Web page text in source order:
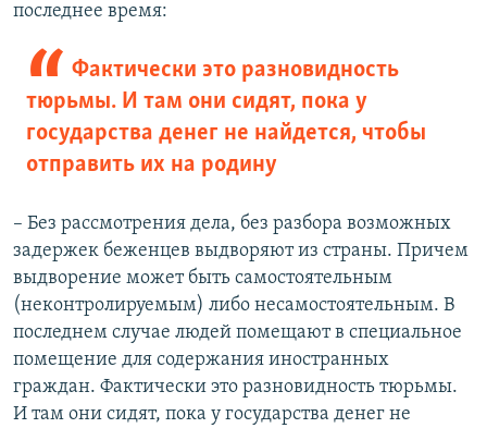
последнее время:
Фактически это разновидность
тюрьмы. И там они сидят, пока у
государства денег не найдется, чтобы
отправить их на родину
– Без рассмотрения дела, без разбора возможных
задержек беженцев выдворяют из страны. Причем
выдворение может быть самостоятельным
(неконтролируемым) либо несамостоятельным. В
последнем случае людей помещают в специальное
помещение для содержания иностранных
граждан. Фактически это разновидность тюрьмы.
И там они сидят, пока у государства денег не